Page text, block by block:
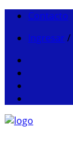
Contacto
Ingresar /